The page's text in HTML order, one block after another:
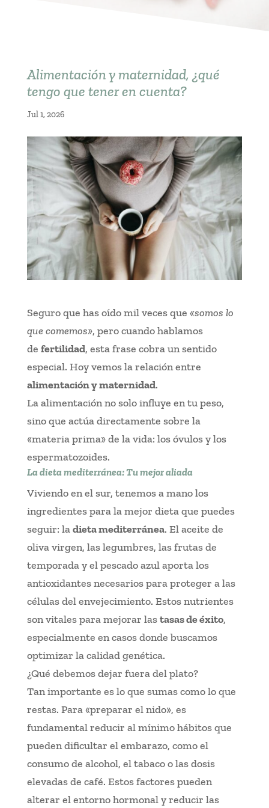
Alimentación y maternidad, ¿qué
tengo que tener en cuenta?
Jul 1, 2026
Seguro que has oído mil veces que «somos lo
que comemos», pero cuando hablamos
de fertilidad, esta frase cobra un sentido
especial. Hoy vemos la relación entre
alimentación y maternidad.
La alimentación no solo influye en tu peso,
sino que actúa directamente sobre la
«materia prima» de la vida: los óvulos y los
espermatozoides.
La dieta mediterránea: Tu mejor aliada
Viviendo en el sur, tenemos a mano los
ingredientes para la mejor dieta que puedes
seguir: ladieta mediterránea. El aceite de
oliva virgen, las legumbres, las frutas de
temporada y el pescado azul aporta los
antioxidantes necesarios para proteger a las
células del envejecimiento. Estos nutrientes
son vitales para mejorar lastasas de éxito,
especialmente en casos donde buscamos
optimizar la calidad genética.
¿Qué debemos dejar fuera del plato?
Tan importante es lo que sumas como lo que
restas. Para «preparar el nido», es
fundamental reducir al mínimo hábitos que
pueden dificultar el embarazo, como el
consumo de alcohol, el tabaco o las dosis
elevadas de café. Estos factores pueden
alterar el entorno hormonal y reducir las